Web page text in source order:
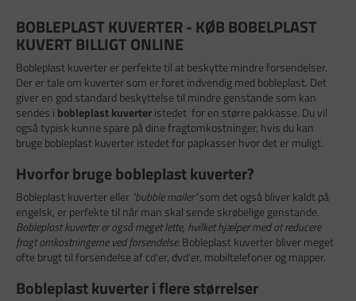
BOBLEPLAST KUVERTER - KØB BOBELPLAST
KUVERT BILLIGT ONLINE
Bobleplast kuverter er perfekte til at beskytte mindre forsendelser.
Der er tale om kuverter som er foret indvendig med bobleplast. Det
giver en god standard beskyttelse til mindre genstande som kan
sendes i bobleplast kuverteristedet for en større pakkasse. Du vil
også typisk kunne spare på dine fragtomkostninger, hvis du kan
bruge bobleplast kuverter istedet for papkasser hvor det er muligt.
Hvorfor bruge bobleplast kuverter?
Bobleplast kuverter eller "bubble mailer"som det også bliver kaldt på
engelsk, er perfekte til når man skal sende skrøbelige genstande.
Bobleplast kuverter er også meget lette, hvilket hjælper med at reducere
fragt omkostningerne ved forsendelse.Bobleplast kuverter bliver meget
ofte brugt til forsendelse af cd'er, dvd'er, mobiltelefoner og mapper.
Bobleplast kuverter i flere størrelser